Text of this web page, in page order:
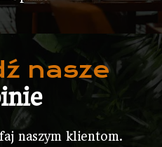
nasze
naszym klientom.